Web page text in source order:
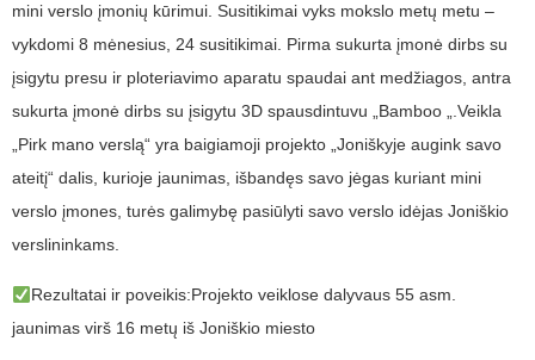
mini verslo įmonių kūrimui. Susitikimai vyks mokslo metų metu –
vykdomi 8 mėnesius, 24 susitikimai. Pirma sukurta įmonė dirbs su
įsigytu presu ir ploteriavimo aparatu spaudai ant medžiagos, antra
sukurta įmonė dirbs su įsigytu 3D spausdintuvu „Bamboo „.Veikla
„Pirk mano verslą“ yra baigiamoji projekto „Joniškyje augink savo
ateitį“ dalis, kurioje jaunimas, išbandęs savo jėgas kuriant mini
verslo įmones, turės galimybę pasiūlyti savo verslo idėjas Joniškio
verslininkams.
Rezultatai ir poveikis:Projekto veiklose dalyvaus 55 asm.
jaunimas virš 16 metų iš Joniškio miesto